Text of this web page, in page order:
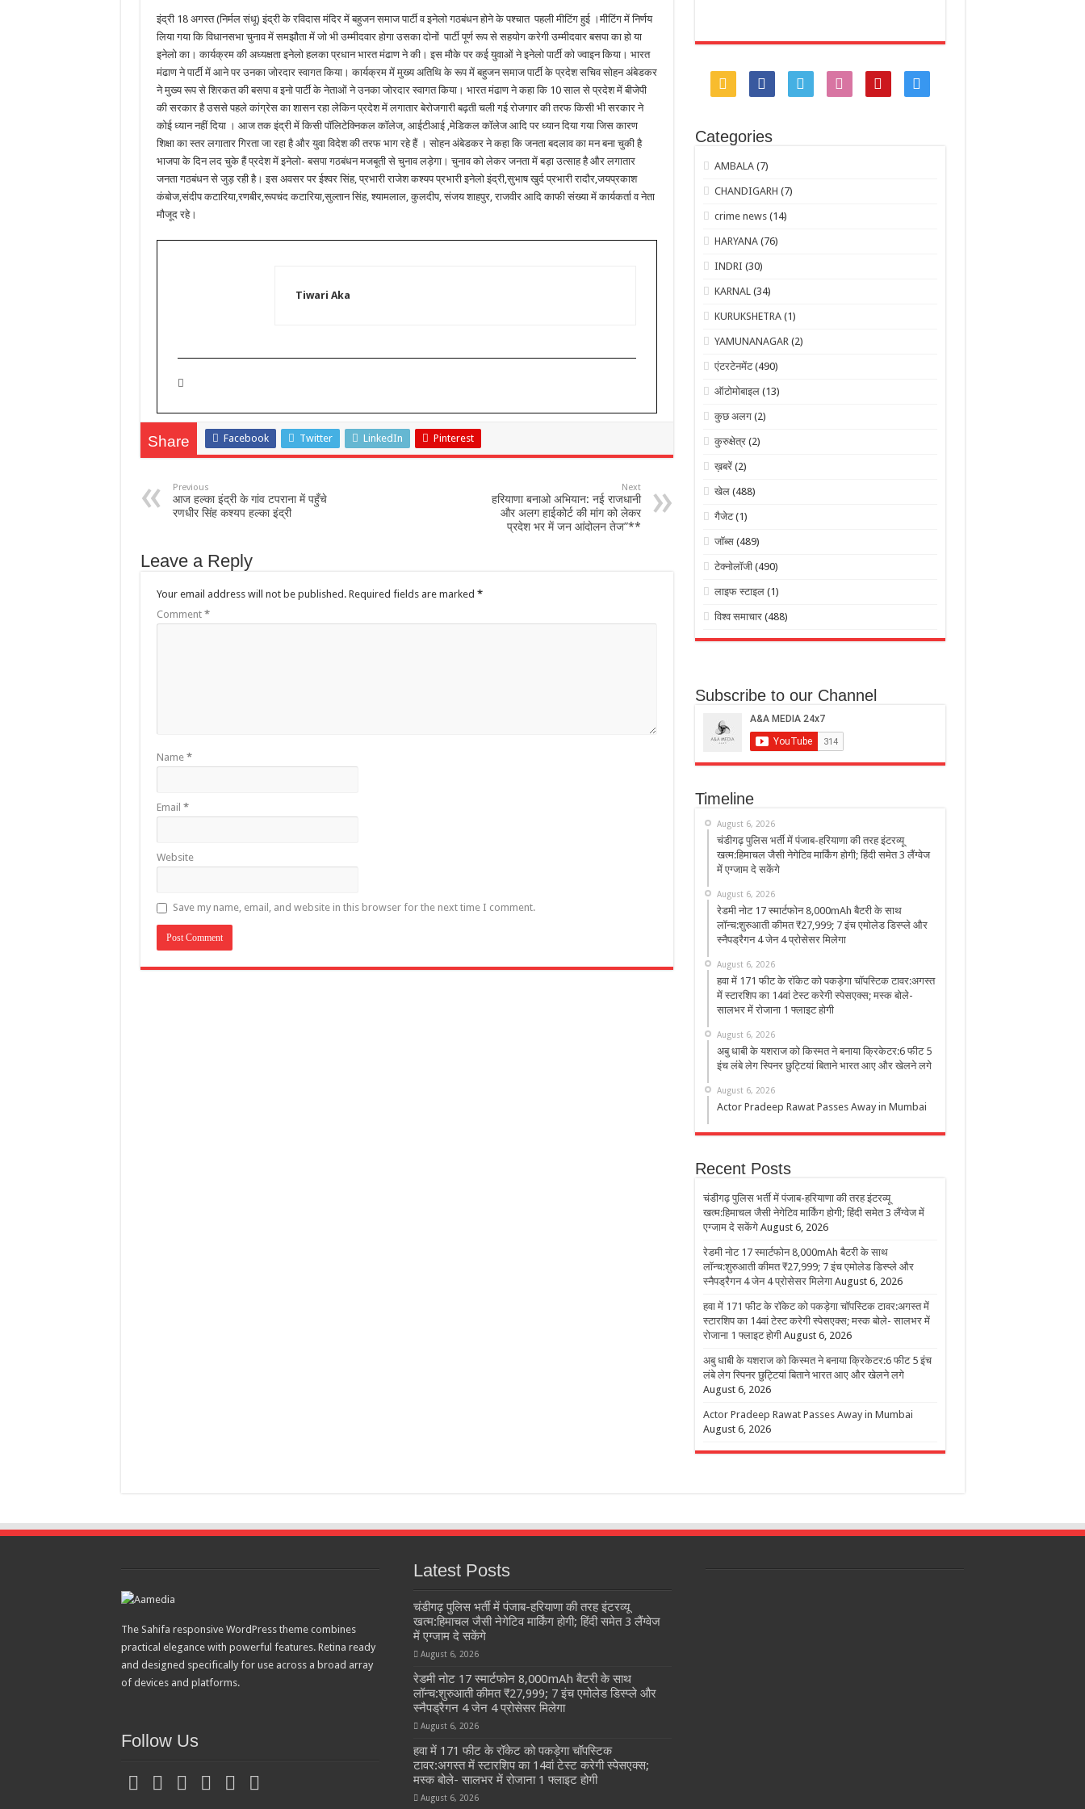
इंद्री 18 अगस्त (निर्मल संधू) इंद्री के रविदास मंदिर में बहुजन समाज पार्टी व इनेलो गठबंधन होने के पश्चात पहली मीटिंग हुई ।मीटिंग में निर्णय
लिया गया कि विधानसभा चुनाव में समझौता में जो भी उम्मीदवार होगा उसका दोनों पार्टी पूर्ण रूप से सहयोग करेगी उम्मीदवार बसपा का हो या
इनेलो का। कार्यक्रम की अध्यक्षता इनेलो हलका प्रधान भारत मंढाण ने की। इस मौके पर कई युवाओं ने इनेलो पार्टी को ज्वाइन किया। भारत
मंढाण ने पार्टी में आने पर उनका जोरदार स्वागत किया। कार्यक्रम में मुख्य अतिथि के रूप में बहुजन समाज पार्टी के प्रदेश सचिव सोहन अंबेडकर
ने मुख्य रूप से शिरकत की बसपा व इनो पार्टी के नेताओं ने उनका जोरदार स्वागत किया। भारत मंढाण ने कहा कि 10 साल से प्रदेश में बीजेपी
की सरकार है उससे पहले कांग्रेस का शासन रहा लेकिन प्रदेश में लगातार बेरोजगारी बढ़ती चली गई रोजगार की तरफ किसी भी सरकार ने
कोई ध्यान नहीं दिया । आज तक इंद्री में किसी पॉलिटेक्निकल कॉलेज, आईटीआई ,मेडिकल कॉलेज आदि पर ध्यान दिया गया जिस कारण
शिक्षा का स्तर लगातार गिरता जा रहा है और युवा विदेश की तरफ भाग रहे हैं । सोहन अंबेडकर ने कहा कि जनता बदलाव का मन बना चुकी है
भाजपा के दिन लद चुके हैं प्रदेश में इनेलो- बसपा गठबंधन मजबूती से चुनाव लड़ेगा। चुनाव को लेकर जनता में बड़ा उत्साह है और लगातार
जनता गठबंधन से जुड़ रही है। इस अवसर पर ईश्वर सिंह, प्रभारी राजेश कश्यप प्रभारी इनेलो इंद्री,सुभाष खुर्द प्रभारी रादौर,जयप्रकाश
कंबोज,संदीप कटारिया,रणबीर,रूपचंद कटारिया,सुल्तान सिंह, श्यामलाल, कुलदीप, संजय शाहपुर, राजवीर आदि काफी संख्या में कार्यकर्ता व नेता
मौजूद रहे।
Tiwari Aka
Share Facebook Twitter LinkedIn Pinterest
Previous
आज हल्का इंद्री के गांव टपराना में पहुँचे
रणधीर सिंह कश्यप हल्का इंद्री
Next
हरियाणा बनाओ अभियान: नई राजधानी
और अलग हाईकोर्ट की मांग को लेकर
प्रदेश भर में जन आंदोलन तेज”**
Leave a Reply
Your email address will not be published. Required fields are marked *
Comment *
Name *
Email *
Website
Save my name, email, and website in this browser for the next time I comment.
Categories
AMBALA (7)
CHANDIGARH (7)
crime news (14)
HARYANA (76)
INDRI (30)
KARNAL (34)
KURUKSHETRA (1)
YAMUNANAGAR (2)
एंटरटेनमेंट(490)
ऑटोमोबाइल (13)
कुछ अलग (2)
कुरुक्षेत्र (2)
ख़बरें (2)
खेल (488)
गैजेट(1)
जॉब्स (489)
टेक्नोलॉजी (490)
लाइफ स्टाइल (1)
विश्व समाचार (488)
Subscribe to our Channel
Timeline
August 6, 2026
चंडीगढ़ पुलिस भर्ती में पंजाब-हरियाणा की तरह इंटरव्यू
खत्म:हिमाचल जैसी नेगेटिव मार्किंग होगी; हिंदी समेत 3 लैंग्वेज
में एग्जाम दे सकेंगे
August 6, 2026
रेडमी नोट 17 स्मार्टफोन 8,000mAh बैटरी के साथ
लॉन्च:शुरुआती कीमत ₹27,999; 7 इंच एमोलेड डिस्प्ले और
स्नैपड्रैगन 4 जेन 4 प्रोसेसर मिलेगा
August 6, 2026
हवा में 171 फीट के रॉकेट को पकड़ेगा चॉपस्टिक टावर:अगस्त
में स्टारशिप का 14वां टेस्ट करेगी स्पेसएक्स; मस्क बोले-
सालभर में रोजाना 1 फ्लाइट होगी
August 6, 2026
अबु धाबी के यशराज को किस्मत ने बनाया क्रिकेटर:6 फीट 5
इंच लंबे लेग स्पिनर छुट्टियां बिताने भारत आए और खेलने लगे
August 6, 2026
Actor Pradeep Rawat Passes Away in Mumbai
Recent Posts
चंडीगढ़ पुलिस भर्ती में पंजाब-हरियाणा की तरह इंटरव्यू
खत्म:हिमाचल जैसी नेगेटिव मार्किंग होगी; हिंदी समेत 3 लैंग्वेज में
एग्जाम दे सकेंगे August 6, 2026
रेडमी नोट 17 स्मार्टफोन 8,000mAh बैटरी के साथ
लॉन्च:शुरुआती कीमत ₹27,999; 7 इंच एमोलेड डिस्प्ले और
स्नैपड्रैगन 4 जेन 4 प्रोसेसर मिलेगा August 6, 2026
हवा में 171 फीट के रॉकेट को पकड़ेगा चॉपस्टिक टावर:अगस्त में
स्टारशिप का 14वां टेस्ट करेगी स्पेसएक्स; मस्क बोले- सालभर में
रोजाना 1 फ्लाइट होगी August 6, 2026
अबु धाबी के यशराज को किस्मत ने बनाया क्रिकेटर:6 फीट 5 इंच
लंबे लेग स्पिनर छुट्टियां बिताने भारत आए और खेलने लगे
August 6, 2026
Actor Pradeep Rawat Passes Away in Mumbai
August 6, 2026
The Sahifa responsive WordPress theme combines
practical elegance with powerful features. Retina ready
and designed specifically for use across a broad array
of devices and platforms.
Follow Us
Latest Posts
चंडीगढ़ पुलिस भर्ती में पंजाब-हरियाणा की तरह इंटरव्यू
खत्म:हिमाचल जैसी नेगेटिव मार्किंग होगी; हिंदी समेत 3 लैंग्वेज
में एग्जाम दे सकेंगे
August 6, 2026
रेडमी नोट 17 स्मार्टफोन 8,000mAh बैटरी के साथ
लॉन्च:शुरुआती कीमत ₹27,999; 7 इंच एमोलेड डिस्प्ले और
स्नैपड्रैगन 4 जेन 4 प्रोसेसर मिलेगा
August 6, 2026
हवा में 171 फीट के रॉकेट को पकड़ेगा चॉपस्टिक
टावर:अगस्त में स्टारशिप का 14वां टेस्ट करेगी स्पेसएक्स;
मस्क बोले- सालभर में रोजाना 1 फ्लाइट होगी
August 6, 2026